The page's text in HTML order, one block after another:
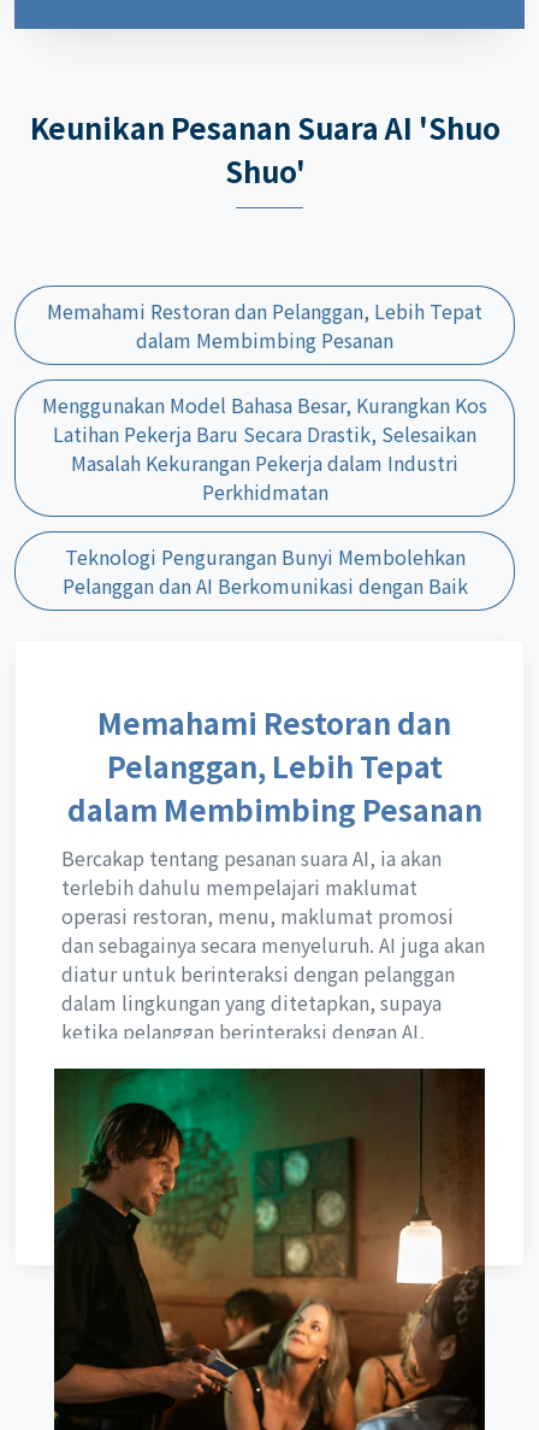
Keunikan Pesanan Suara AI 'Shuo
Shuo'
Memahami Restoran dan Pelanggan, Lebih Tepat
dalam Membimbing Pesanan
Menggunakan Model Bahasa Besar, Kurangkan Kos
Latihan Pekerja Baru Secara Drastik, Selesaikan
Masalah Kekurangan Pekerja dalam Industri
Perkhidmatan
Teknologi Pengurangan Bunyi Membolehkan
Pelanggan dan AI Berkomunikasi dengan Baik
Memahami Restoran dan
Pelanggan, Lebih Tepat
dalam Membimbing Pesanan
Bercakap tentang pesanan suara AI, ia akan
terlebih dahulu mempelajari maklumat
operasi restoran, menu, maklumat promosi
dan sebagainya secara menyeluruh. AI juga akan
diatur untuk berinteraksi dengan pelanggan
dalam lingkungan yang ditetapkan, supaya
ketika pelanggan berinteraksi dengan AI,
pelanggan bertanya: apakah bahan-bahan dalam
hidangan tertentu, masa memasak daging,
susunan makan yang disyorkan... semua soalan
berkaitan makan boleh dijawab oleh AI dengan
tepat dan memenuhi jangkaan; apabila
pelanggan bertanya soalan berkaitan restoran
yang tidak dilatih, seperti: 'Bagaimana anda
memasak spageti bolognese anda?' AI boleh
diajar untuk menjawab dengan sopan, atau
memanggil kakitangan sebenar untuk
membantu pelanggan.